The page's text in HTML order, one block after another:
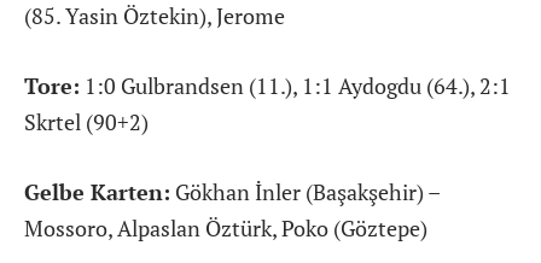
(85. Yasin Öztekin), Jerome
Tore: 1:0 Gulbrandsen (11.), 1:1 Aydogdu (64.), 2:1
Skrtel (90+2)
Gelbe Karten: Gökhan İnler (Başakşehir) –
Mossoro, Alpaslan Öztürk, Poko (Göztepe)